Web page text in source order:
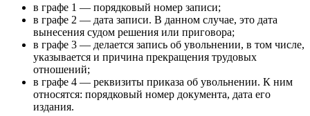
в графе 1 — порядковый номер записи;
в графе 2 — дата записи. В данном случае, это дата
вынесения судом решения или приговора;
в графе 3 — делается запись об увольнении, в том числе,
указывается и причина прекращения трудовых
отношений;
в графе 4 — реквизиты приказа об увольнении. К ним
относятся: порядковый номер документа, дата его
издания.